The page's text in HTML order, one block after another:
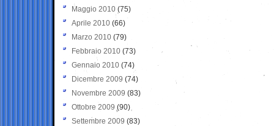
Maggio 2010 (75)
Aprile 2010 (66)
Marzo 2010 (79)
Febbraio 2010 (73)
Gennaio 2010 (74)
Dicembre 2009 (74)
Novembre 2009 (83)
Ottobre 2009 (90)
Settembre 2009 (83)